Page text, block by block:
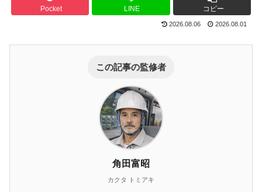
Pocket LINE コピー
2026.08.06 2026.08.01
この記事の監修者
角田富昭
カクタ トミアキ